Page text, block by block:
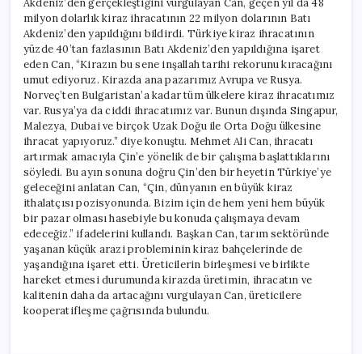
Akdeniz’den gerçekleştiğini vurgulayan Can, geçen yıl da 48
milyon dolarlık kiraz ihracatının 22 milyon dolarının Batı
Akdeniz’den yapıldığını bildirdi. Türkiye kiraz ihracatının
yüzde 40’tan fazlasının Batı Akdeniz’den yapıldığına işaret
eden Can, “Kirazın bu sene inşallah tarihi rekorunu kıracağını
umut ediyoruz. Kirazda ana pazarımız Avrupa ve Rusya.
Norveç’ten Bulgaristan’a kadar tüm ülkelere kiraz ihracatımız
var. Rusya’ya da ciddi ihracatımız var. Bunun dışında Singapur,
Malezya, Dubai ve birçok Uzak Doğu ile Orta Doğu ülkesine
ihracat yapıyoruz.” diye konuştu. Mehmet Ali Can, ihracatı
artırmak amacıyla Çin’e yönelik de bir çalışma başlattıklarını
söyledi. Bu ayın sonuna doğru Çin’den bir heyetin Türkiye’ye
geleceğini anlatan Can, “Çin, dünyanın en büyük kiraz
ithalatçısı pozisyonunda. Bizim için de hem yeni hem büyük
bir pazar olması hasebiyle bu konuda çalışmaya devam
edeceğiz.” ifadelerini kullandı. Başkan Can, tarım sektöründe
yaşanan küçük arazi probleminin kiraz bahçelerinde de
yaşandığına işaret etti. Üreticilerin birleşmesi ve birlikte
hareket etmesi durumunda kirazda üretimin, ihracatın ve
kalitenin daha da artacağını vurgulayan Can, üreticilere
kooperatifleşme çağrısında bulundu.